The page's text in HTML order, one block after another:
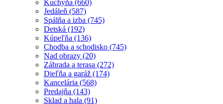
Kuchyňa (660)
Jedáleň (587)
Spálňa a izba (745)
Detská (192)
Kúpeľňa (136)
Chodba a schodisko (745)
Nad obrazy (20)
Záhrada a terasa (272)
Dieľňa a garáž (174)
Kancelária (568)
Predajňa (143)
Sklad a hala (91)